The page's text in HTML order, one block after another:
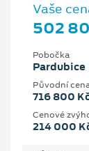
Vaše
502
Pobočka
Pardubice
Původní
716 800
Cenové
214 000